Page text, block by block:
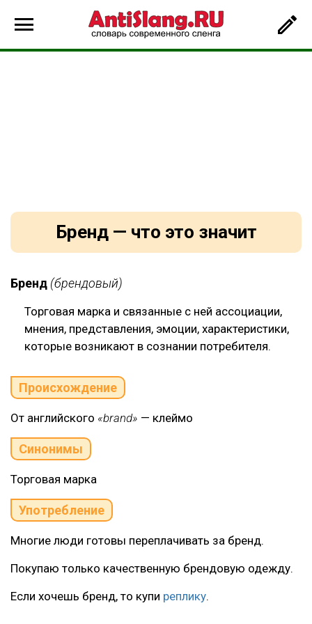
Бренд — что это значит
Бренд (брендовый)
Торговая марка и связанные с ней ассоциации,
мнения, представления, эмоции, характеристики,
которые возникают в сознании потребителя.
Происхождение
От английского «brand» — клеймо
Синонимы
Торговая марка
Употребление
Многие люди готовы переплачивать за бренд.
Покупаю только качественную брендовую одежду.
Если хочешь бренд, то купи реплику.